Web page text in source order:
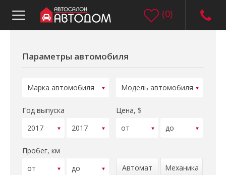
(0)
Параметры автомобиля
Год выпуска Цена, $
Пробег, км
Автомат
Механика